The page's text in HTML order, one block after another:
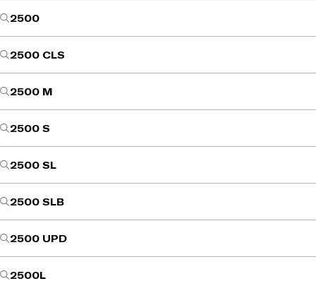
2500
2500 CLS
2500 M
2500 S
2500 SL
2500 SLB
2500 UPD
2500L